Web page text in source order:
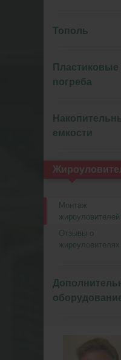
Тополь
Пластиковые
погреба
емкости
Монтаж
жироуловителей
Отзывы о
жироуловителях